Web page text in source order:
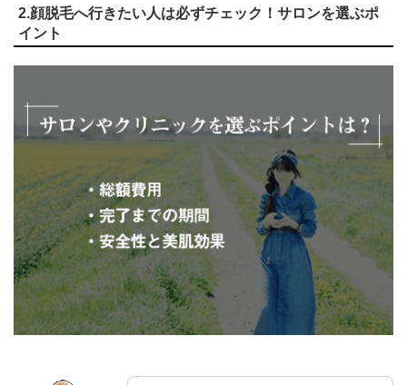
2.顔脱毛へ行きたい人は必ずチェック！サロンを選ぶポ
イント